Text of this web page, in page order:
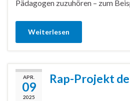
Pädagogen zuzuhören – zum
Weiterlesen
APR.
09
2025
Rap-Projekt